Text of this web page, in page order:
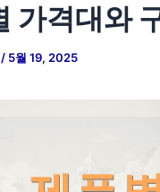
가격대와
/ 5월 19, 2025